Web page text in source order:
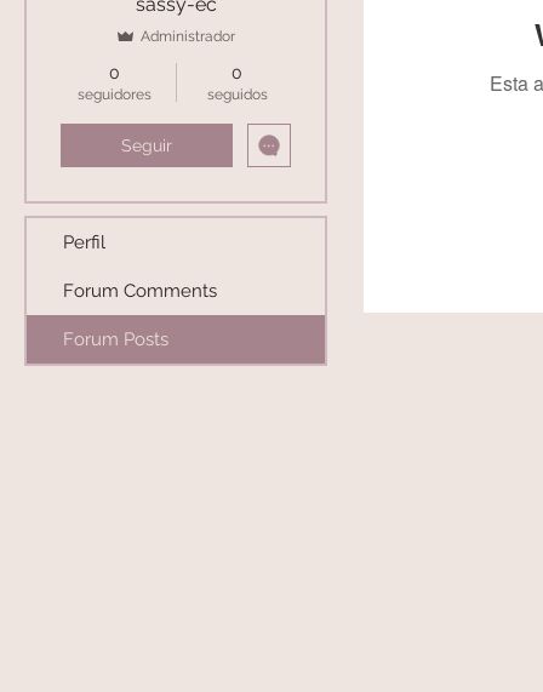
Esta
Administrador
0
seguidores
0
seguidos
Seguir
Perfil
Forum Comments
Forum Posts